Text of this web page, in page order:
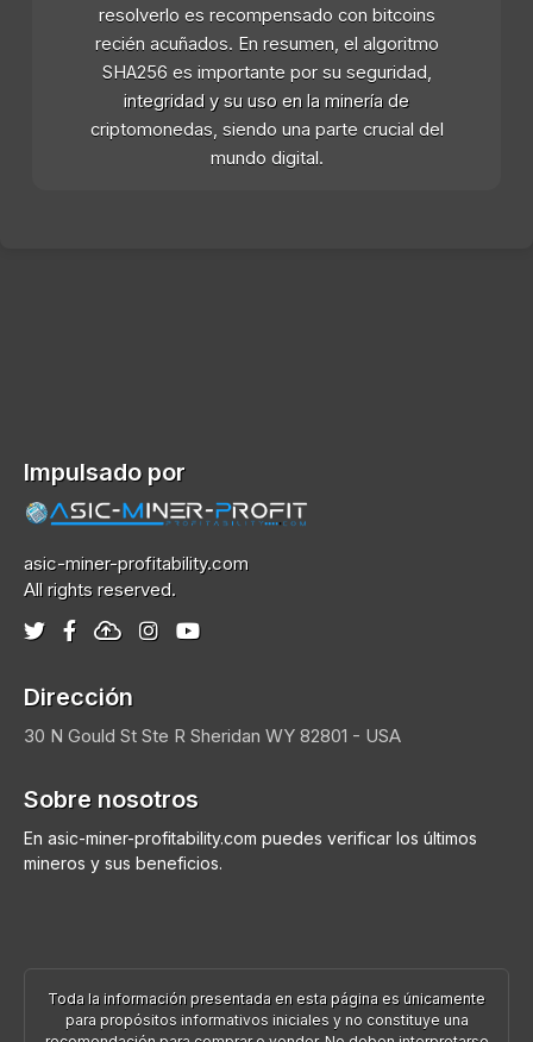
resolverlo es recompensado con bitcoins
recién acuñados. En resumen, el algoritmo
SHA256 es importante por su seguridad,
integridad y su uso en la minería de
criptomonedas, siendo una parte crucial del
mundo digital.
Impulsado por
asic-miner-profitability.com
All rights reserved.
Dirección
30 N Gould St Ste R Sheridan WY 82801 - USA
Sobre nosotros
En asic-miner-profitability.com puedes verificar los últimos
mineros y sus beneficios.
Toda la información presentada en esta página es únicamente
para propósitos informativos iniciales y no constituye una